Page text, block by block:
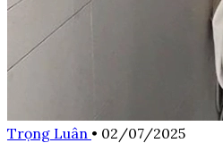
Trọng Luân • 02/07/2025